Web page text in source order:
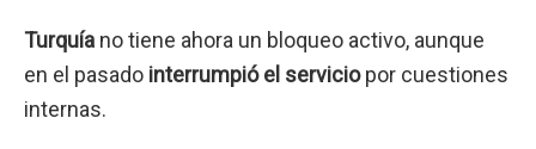
Turquía no tiene ahora un bloqueo activo, aunque
en el pasado interrumpió el serviciopor cuestiones
internas.